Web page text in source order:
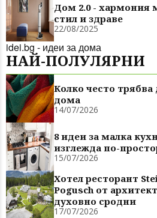
Дом 2.0 - хармония
стил и здраве
22/08/2025
idei.bg - идеи за дома
НАЙ-ПОЛУЛЯРНИ
Колко често
дома
14/07/2026
8 идеи за малка
изглежда по-
15/07/2026
Хотел ресторант
Pogusch от
духовно сродни
17/07/2026